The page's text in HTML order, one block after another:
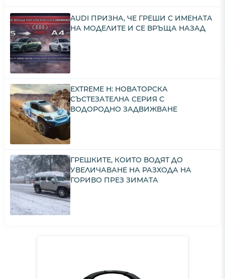
AUDI ПРИЗНА, ЧЕ ГРЕШИ С ИМЕНАТА
НА МОДЕЛИТЕ И СЕ ВРЪЩА НАЗАД
EXTREME H: НОВАТОРСКА
СЪСТЕЗАТЕЛНА СЕРИЯ С
ВОДОРОДНО ЗАДВИЖВАНЕ
ГРЕШКИТЕ, КОИТО ВОДЯТ ДО
УВЕЛИЧАВАНЕ НА РАЗХОДА НА
ГОРИВО ПРЕЗ ЗИМАТА